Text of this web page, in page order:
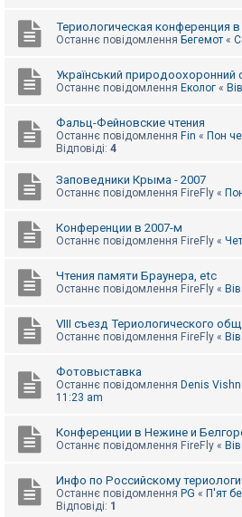
Териологическая конференция
Останнє повідомлення Бегемот «
Український природоохоронний
Останнє повідомлення Еколог «
Фальц-Фейновские чтения
Останнє повідомлення Fin « Пон
Відповіді: 4
Заповедники Крыма - 2007
Останнє повідомлення FireFly «
Конференции в 2007-м
Останнє повідомлення FireFly «
Чтения памяти Браунера, etc
Останнє повідомлення FireFly «
VIII съезд Териологического
Останнє повідомлення FireFly «
Фотовыставка
Останнє повідомлення Denis
11:23 am
Конференции в Нежине и
Останнє повідомлення FireFly «
Инфо по Российскому
Останнє повідомлення PG « П'ят
Відповіді: 1